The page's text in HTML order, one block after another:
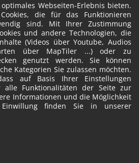
Webseiten-Erlebnis bieten.
die für das Funktionieren
sind. Mit Ihrer Zustimmung
und andere Technologien, die
(Videos über Youtube, Audios
über MapTiler ...) oder zu
genutzt werden. Sie können
Kategorien Sie zulassen möchten.
auf Basis Ihrer Einstellungen
alle Funktionalitäten der Seite zur
Informationen und die Möglichkeit
finden Sie in unserer